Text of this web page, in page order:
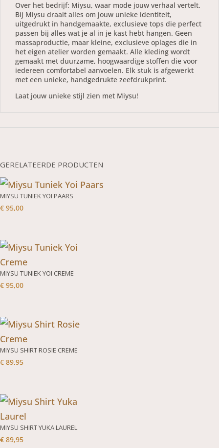
Over het bedrijf: Miysu, waar mode jouw verhaal vertelt.
Bij Miysu draait alles om jouw unieke identiteit,
uitgedrukt in handgemaakte, exclusieve tops die perfect
passen bij alles wat je al in je kast hebt hangen. Geen
massaproductie, maar kleine, exclusieve oplages die in
het eigen atelier worden gemaakt. Alle kleding wordt
gemaakt met duurzame, hoogwaardige stoffen die voor
iedereen comfortabel aanvoelen. Elk stuk is afgewerkt
met een unieke, handgedrukte zeefdrukprint.
Laat jouw unieke stijl zien met Miysu!
GERELATEERDE PRODUCTEN
MIYSU TUNIEK YOI PAARS
€ 95,00
MIYSU TUNIEK YOI CREME
€ 95,00
MIYSU SHIRT ROSIE CREME
€ 89,95
MIYSU SHIRT YUKA LAUREL
€ 89,95